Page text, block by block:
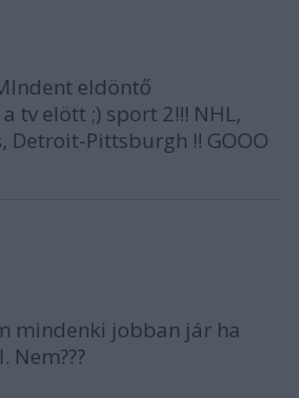
eldöntő
tv elött ;) sport 2!!! NHL,
Detroit-Pittsburgh !! GOOO
mindenki jobban jár ha
Nem???